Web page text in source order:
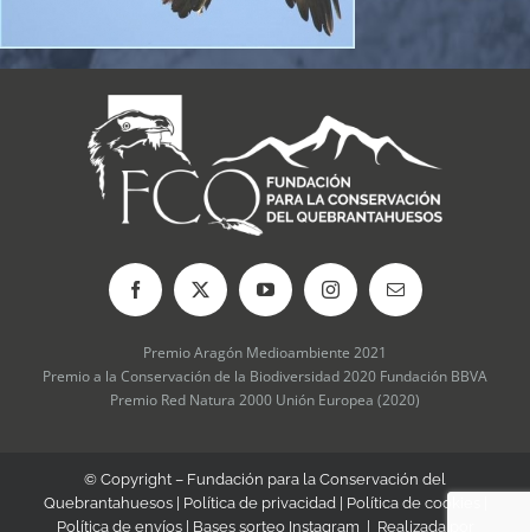
Premio Aragón Medioambiente 2021
Premio a la Conservación de la Biodiversidad 2020 Fundación BBVA
Premio Red Natura 2000 Unión Europea (2020)
© Copyright – Fundación para la Conservación del
Quebrantahuesos | Política de privacidad| Política de cookies
Política de envíos| Bases sorteo Instagram | Realizada por